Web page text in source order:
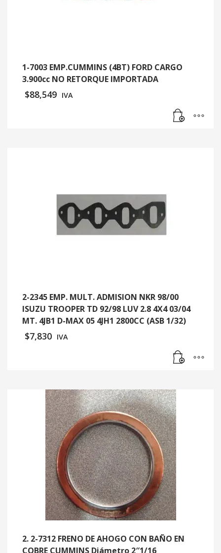
1-7003 EMP.CUMMINS (4BT) FORD CARGO
3.900cc NO RETORQUE IMPORTADA
$88,549 IVA
2-2345 EMP. MULT. ADMISION NKR 98/00
ISUZU TROOPER TD 92/98 LUV 2.8 4X4 03/04
MT. 4JB1 D-MAX 05 4JH1 2800CC (ASB 1/32)
$7,830 IVA
2. 2-7312 FRENO DE AHOGO CON BAÑO EN
COBRE CUMMINS Diámetro 2″1/16